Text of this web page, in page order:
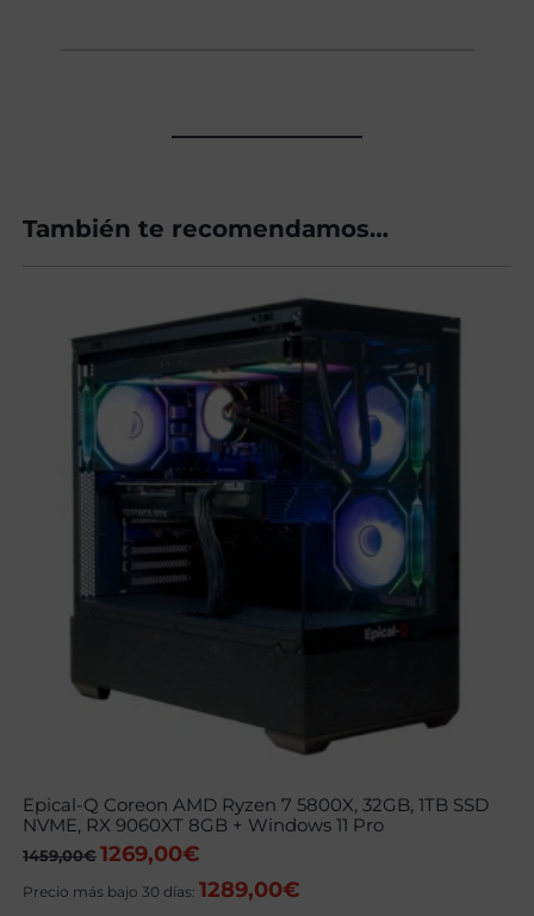
También te recomendamos…
Epical-Q Coreon AMD Ryzen 7 5800X, 32GB, 1TB SSD
NVME, RX 9060XT 8GB + Windows 11 Pro
1459,00€ El
original
1269,00€
actual
Precio más bajo 30 días: 1289,00€